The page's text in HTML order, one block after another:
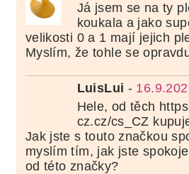
Já jsem se na ty
koukala a jako
velikosti 0 a 1 mají jejich
Myslím, že tohle se
LuisLui -
Hele, od těch
cz.cz/cs_CZ
Jak jste s touto značkou
myslím tím, jak jste
od této značky?